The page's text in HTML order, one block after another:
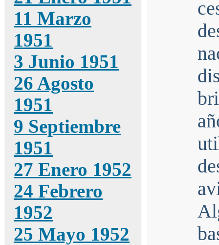
11 Marzo
1951
3 Junio 1951
26 Agosto
1951
9 Septiembre
1951
27 Enero 1952
24 Febrero
1952
25 Mayo 1952